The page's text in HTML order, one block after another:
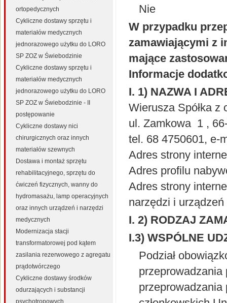
Nie
W przypadku
zamawiającymi z
mające
Informacje
I. 1) NAZWA I
Wierusza Spółka z
ul. Zamkowa 1 ,
tel. 68 4750601, e-
Adres strony
Adres profilu
Adres strony
narzędzi i
I. 2) RODZAJ
I.3) WSPÓLNE
Podział
ortopedycznych
Cykliczne dostawy sprzętu i
materiałów medycznych
jednorazowego użytku do LORO
SP ZOZ w Świebodzinie
Cykliczne dostawy sprzętu i
materiałów medycznych
jednorazowego użytku do LORO
SP ZOZ w Świebodzinie - II
postępowanie
Cykliczne dostawy nici
chirurgicznych oraz innych
materiałów szewnych
Dostawa i montaż sprzętu
rehabilitacyjnego, sprzętu do
ćwiczeń fizycznych, wanny do
hydromasażu, lamp operacyjnych
oraz innych urządzeń i narzędzi
medycznych
Modernizacja stacji
transformatorowej pod kątem
zasilania rezerwowego z agregatu
prądotwórczego
Cykliczne dostawy środków
odurzających i substancji
psychotropowych